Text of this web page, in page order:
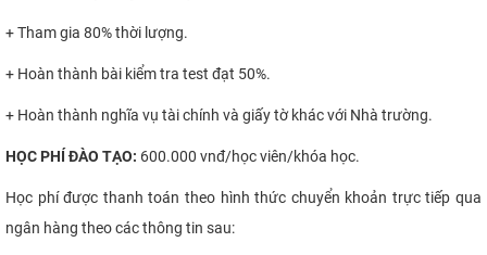
+ Tham gia 80% thời lượng.
+ Hoàn thành bài kiểm tra test đạt 50%.
+ Hoàn thành nghĩa vụ tài chính và giấy tờ khác với Nhà trường.
HỌC PHÍĐÀO TẠO: 600.000 vnđ/học viên/khóa học.
Học phí được thanh toán theo hình thức chuyển khoản trực tiếp qua
ngân hàng theo các thông tin sau: